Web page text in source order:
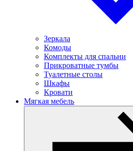
Зеркала
Комоды
Комплекты для спальни
Прикроватные тумбы
Туалетные столы
Шкафы
Кровати
Мягкая мебель